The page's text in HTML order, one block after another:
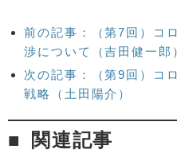
前の記事：（第7回）コ
渉について（吉田健一郎
次の記事：（第9回）コ
戦略（土田陽介）
関連記事